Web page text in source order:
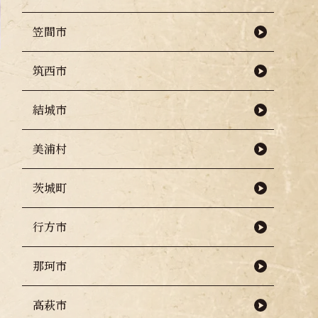
笠間市
筑西市
結城市
美浦村
茨城町
行方市
那珂市
高萩市